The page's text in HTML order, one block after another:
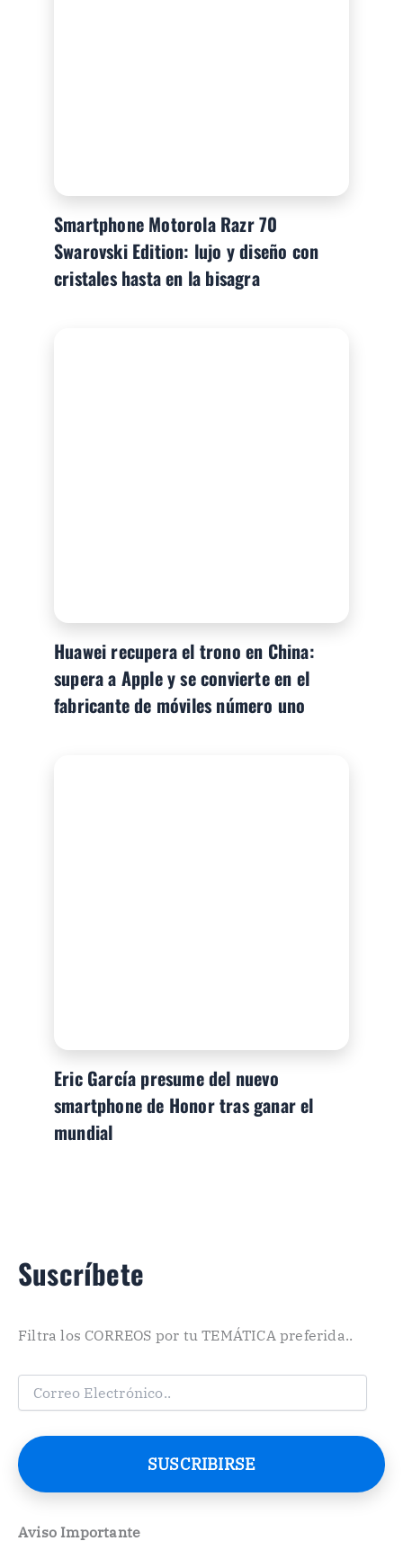
Smartphone Motorola Razr 70
Swarovski Edition: lujo y diseño con
cristales hasta en la bisagra
Huawei recupera el trono en China:
supera a Apple y se convierte en el
fabricante de móviles número uno
Eric García presume del nuevo
smartphone de Honor tras ganar el
mundial
Suscríbete
Filtra los CORREOS por tu TEMÁTICA preferida..
C
e
o
e
SUSCRIBIRSE
Aviso Importante